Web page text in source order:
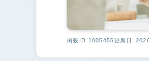
掲載ID 1005455更新日：